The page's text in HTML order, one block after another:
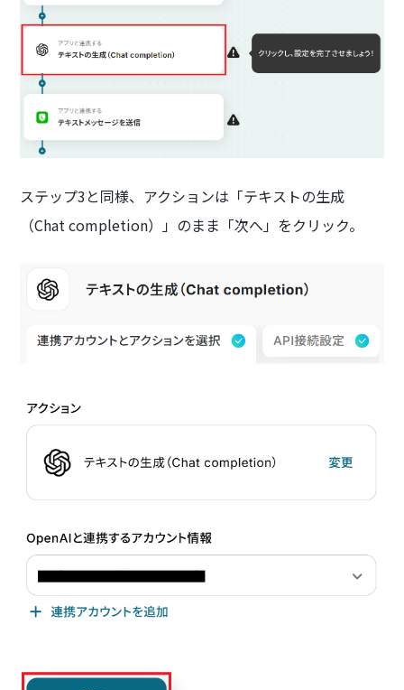
ステップ3と同様、アクションは「テキストの生成
（Chat completion）」のまま「次へ」をクリック。